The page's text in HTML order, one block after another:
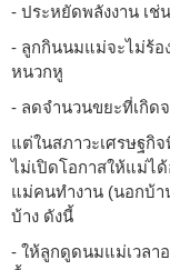
- ประหยัดพลังงาน เ
- ลูกกินนมแม่จะไม่ร้อ
หนวกหู
- ลดจำนวนขยะที่เกิด
แต่ในสภาวะเศรษฐกิ
ไม่เปิดโอกาสให้แม่ไ
แม่คนทำงาน (นอกบ้า
บ้าง ดังนี้
- ให้ลูกดูดนมแม่เวล